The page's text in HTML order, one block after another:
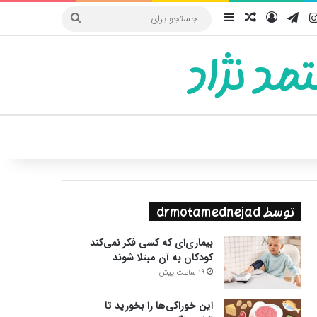
اینستاگرام
تلگرامورودنوشته تصادفی
سایدبار
جستجو
نژاد
پوسته
توسط drmotamednejad
بیماری‌ای که کسی فکر نمی‌کند
کودکان به آن مبتلا شوند
19 ساعت پیش
این خوراکی‌ها را بخورید تا